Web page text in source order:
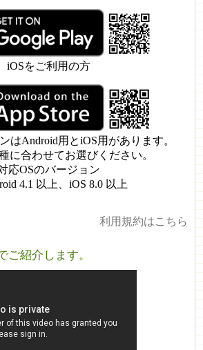
iOSをご利用の方
はAndroid用とiOS用があります。
に合わせてお選びください。
応OSのバージョン
4.1 以上、iOS 8.0 以上
利用規約はこちら
ご紹介します。